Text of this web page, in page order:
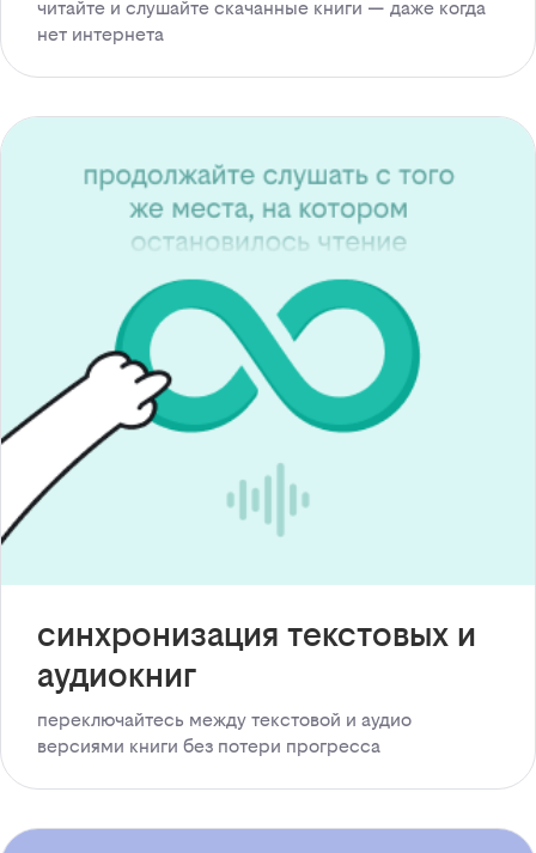
читайте и слушайте скачанные книги — даже когда
нет интернета
синхронизация текстовых и
аудиокниг
переключайтесь между текстовой и аудио
версиями книги без потери прогресса